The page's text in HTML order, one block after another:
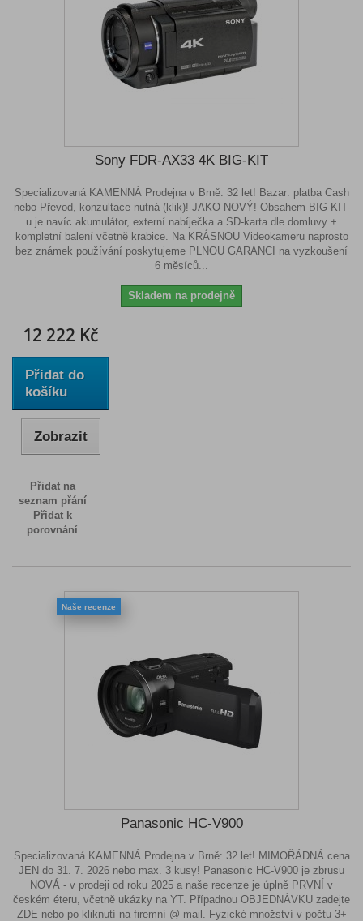
Sony FDR-AX33 4K BIG-KIT
Specializovaná KAMENNÁ Prodejna v Brně: 32 let! Bazar: platba Cash
nebo Převod, konzultace nutná (klik)! JAKO NOVÝ! Obsahem BIG-KIT-
u je navíc akumulátor, externí nabíječka a SD-karta dle domluvy +
kompletní balení včetně krabice. Na KRÁSNOU Videokameru naprosto
bez známek používání poskytujeme PLNOU GARANCI na vyzkoušení
6 měsíců...
Skladem na prodejně
12 222 Kč
Přidat do
košíku
Zobrazit
Přidat na
seznam přání
Přidat k
porovnání
Naše recenze
Panasonic HC-V900
Specializovaná KAMENNÁ Prodejna v Brně: 32 let! MIMOŘÁDNÁ cena
JEN do 31. 7. 2026 nebo max. 3 kusy! Panasonic HC-V900 je zbrusu
NOVÁ - v prodeji od roku 2025 a naše recenze je úplně PRVNÍ v
českém éteru, včetně ukázky na YT. Případnou OBJEDNÁVKU zadejte
ZDE nebo po kliknutí na firemní @-mail. Fyzické množství v počtu 3+